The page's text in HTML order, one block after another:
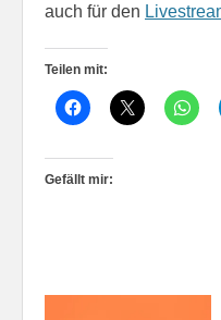
auch für den
Teilen mit:
Gefällt mir: